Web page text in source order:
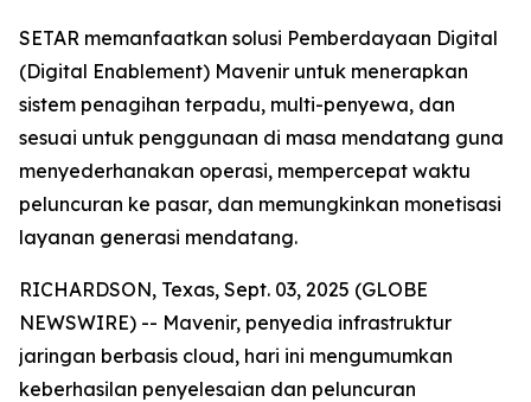
SETAR memanfaatkan solusi Pemberdayaan Digital
(Digital Enablement) Mavenir untuk menerapkan
sistem penagihan terpadu, multi-penyewa, dan
sesuai untuk penggunaan di masa mendatang guna
menyederhanakan operasi, mempercepat waktu
peluncuran ke pasar, dan memungkinkan monetisasi
layanan generasi mendatang.
RICHARDSON, Texas, Sept. 03, 2025 (GLOBE
NEWSWIRE) -- Mavenir, penyedia infrastruktur
jaringan berbasis cloud, hari ini mengumumkan
keberhasilan penyelesaian dan peluncuran